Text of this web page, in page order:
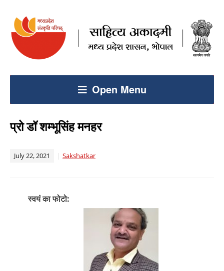
Open Menu
प्रो डॉ शम्भूसिंह मनहर
July 22, 2021 Sakshatkar
स्वयं का फोटो: